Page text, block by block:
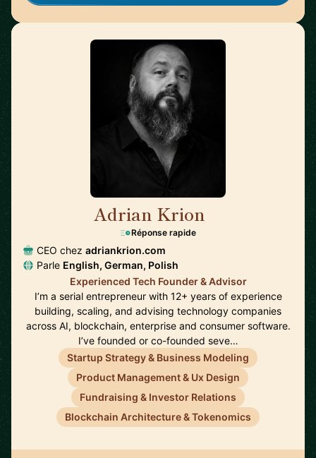
Adrian Krion
Réponse rapide
CEO chez adriankrion.com
Parle English, German, Polish
Experienced Tech Founder & Advisor
I’m a serial entrepreneur with 12+ years of experience
building, scaling, and advising technology companies
across AI, blockchain, enterprise and consumer software.
I’ve founded or co-founded seve…
Startup Strategy & Business Modeling
Product Management & Ux Design
Fundraising & Investor Relations
Blockchain Architecture & Tokenomics